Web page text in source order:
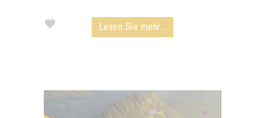
Lesen Sie mehr...